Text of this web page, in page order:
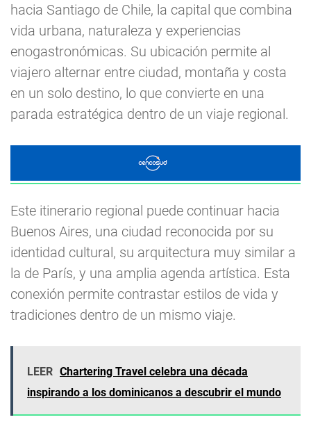
hacia Santiago de Chile, la capital que combina
vida urbana, naturaleza y experiencias
enogastronómicas. Su ubicación permite al
viajero alternar entre ciudad, montaña y costa
en un solo destino, lo que convierte en una
parada estratégica dentro de un viaje regional.
Este itinerario regional puede continuar hacia
Buenos Aires, una ciudad reconocida por su
identidad cultural, su arquitectura muy similar a
la de París, y una amplia agenda artística. Esta
conexión permite contrastar estilos de vida y
tradiciones dentro de un mismo viaje.
LEER Chartering Travel celebra una década
inspirando a los dominicanos a descubrir el mundo